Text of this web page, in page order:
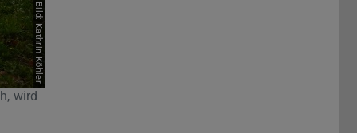
Bild: Kathrin Köhler
wird